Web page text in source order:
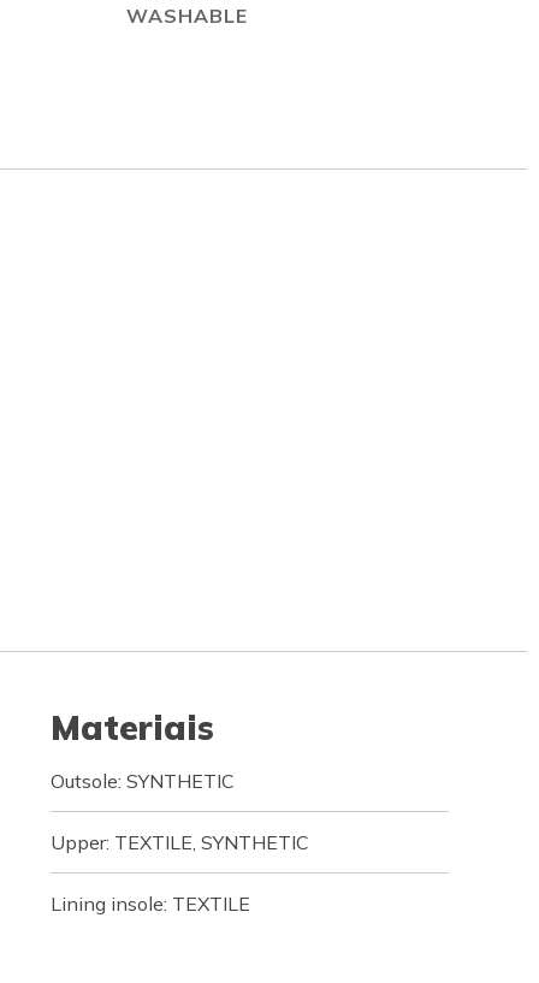
WASHABLE
Materiais
Outsole: SYNTHETIC
Upper: TEXTILE, SYNTHETIC
Lining insole: TEXTILE